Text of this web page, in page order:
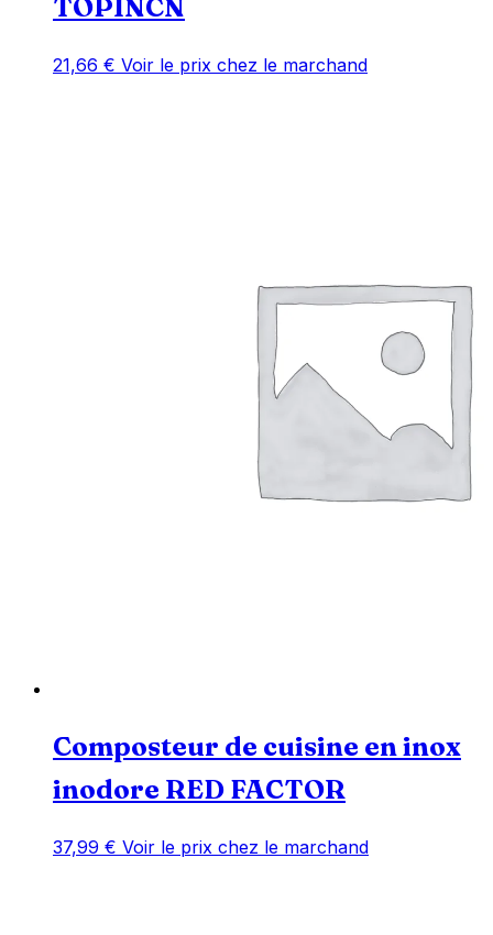
TOPINCN
21,66 € Voir le prix chez le marchand
Composteur de cuisine en inox
inodore RED FACTOR
37,99 € Voir le prix chez le marchand